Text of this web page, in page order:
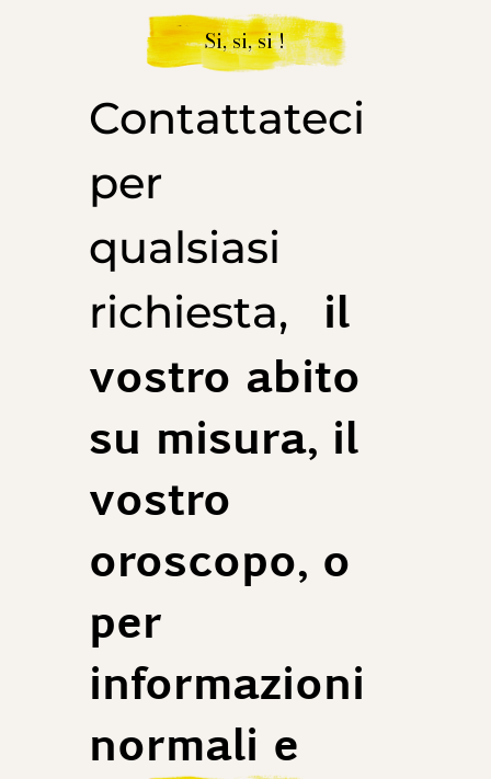
Contattateci
per
qualsiasi
richiesta,
il
vostro abito
su misura, il
vostro
oroscopo, o
per
informazioni
normali e
Si, si, si !